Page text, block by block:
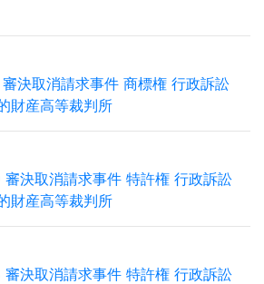
決取消請求事件 商標権 行政訴訟
財産高等裁判所
決取消請求事件 特許権 行政訴訟
財産高等裁判所
決取消請求事件 特許権 行政訴訟